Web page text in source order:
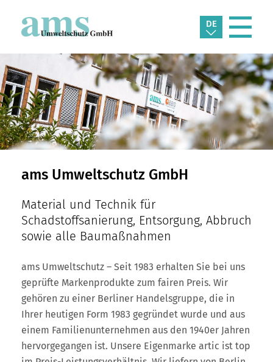
DE
ams Umweltschutz GmbH
Material und Technik für
Schadstoffsanierung, Entsorgung, Abbruch
sowie alle Baumaßnahmen
ams Umweltschutz – Seit 1983 erhalten Sie bei uns
geprüfte Markenprodukte zum fairen Preis. Wir
gehören zu einer Berliner Handelsgruppe, die in
Ihrer heutigen Form 1983 gegründet wurde und aus
einem Familienunternehmen aus den 1940er Jahren
hervorgegangen ist. Unsere Eigenmarke artic ist top